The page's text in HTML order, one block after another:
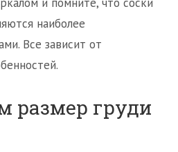
наиболее
Все зависит от
размер груди